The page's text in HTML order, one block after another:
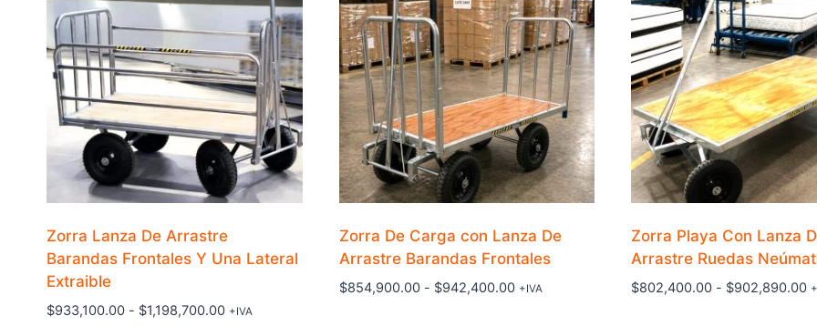
Zorra Lanza De Arrastre
Barandas Frontales Y Una Lateral
Extraible
$933,100.00 - $1,198,700.00Rango
+IVA
Zorra De Carga con Lanza De
Arrastre Barandas Frontales
$854,900.00 - $942,400.00Rango
+IVA
Zorra Playa Con Lanza
Arrastre Ruedas
$802,400.00 - $902,890.00